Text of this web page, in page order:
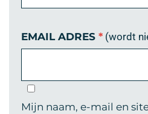
EMAIL ADRES * (wordt
Mijn naam, e-mail en